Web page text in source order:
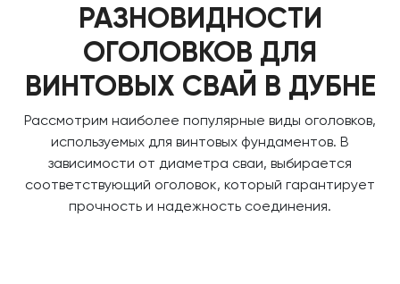
РАЗНОВИДНОСТИ
ОГОЛОВКОВ ДЛЯ
ВИНТОВЫХ СВАЙ В ДУБНЕ
Рассмотрим наиболее популярные виды оголовков,
используемых для винтовых фундаментов. В
зависимости от диаметра сваи, выбирается
соответствующий оголовок, который гарантирует
прочность и надежность соединения.